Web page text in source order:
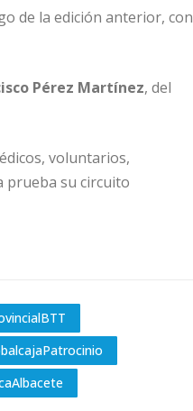
de la edición anterior, con
Pérez Martínez, del
voluntarios,
prueba su circuito